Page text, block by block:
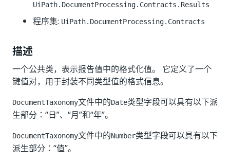
UiPath.DocumentProcessing.Contracts.Results
程序集: UiPath.DocumentProcessing.Contracts
描述
一个公共类，表示报告值中的格式化值。 它定义了一个
键值对，用于封装不同类型值的格式信息。
DocumentTaxonomy文件中的Date类型字段可以具有以下派
生部分：“日”、“月”和“年”。
DocumentTaxonomy文件中的Number类型字段可以具有以下
派生部分：“值”。